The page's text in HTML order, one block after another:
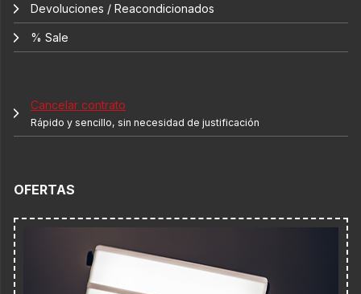
Devoluciones / Reacondicionados
% Sale
Cancelar contrato
Rápido y sencillo, sin necesidad de justificación
OFERTAS